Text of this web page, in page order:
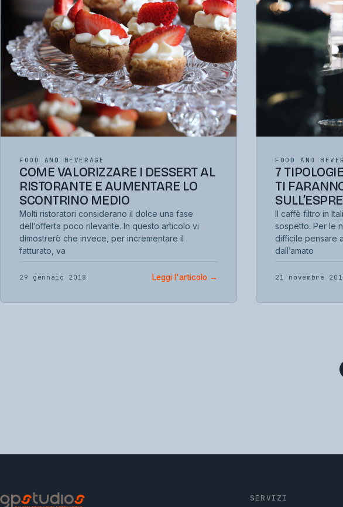
FOOD AND BEVERAGE
COME VALORIZZARE I DESSERT AL
RISTORANTE E AUMENTARE LO
SCONTRINO MEDIO
Molti ristoratori considerano il dolce una fase
dell’offerta poco rilevante. In questo articolo vi
dimostrerò che invece, per incrementare il
fatturato, va
29 gennaio 2018 Leggi l'articolo →
FOOD AND
7
TI
Il caffè filtro in
sospetto. Per le
difficile pensare
dall’amato
21 novembre
SERVIZI